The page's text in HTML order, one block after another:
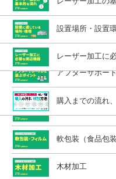
MERCURY
NRG-L
NRG-L TEXTILE
DRAGON
PACK MASTER
レーザーカッター GCCシリ
SPIRIT GLS
SPIRIT LS PRO
SPIRIT
C180Ⅱ
MAKES（メイク
ウォータージェットカッター
金属用レーザー加工機&溶接
圧空成形機 Mayku Multiplier
MIMAKI（ミマキエンジニア
UJF-6042MkII e
Roland D.G.シリーズ
MO-240
LD-300
製造業向け業務システム
SignJobz サポー
クラウドJOBZ
やる気引き出しツール
レーザー加工とは？
レーザーカットとは？
レーザー彫刻とは？
木材・木製品
紙・ペーパー
金属
プラスチック・樹
ギフト・ノベル
紙器・紙工・印
軟包装（食品包装
木材加工
目的・用途から
コスト・価格か
アフターサポー
購入までの流れ
設置場所・設置
レーザー加工に
ホーム＞製品・サービス